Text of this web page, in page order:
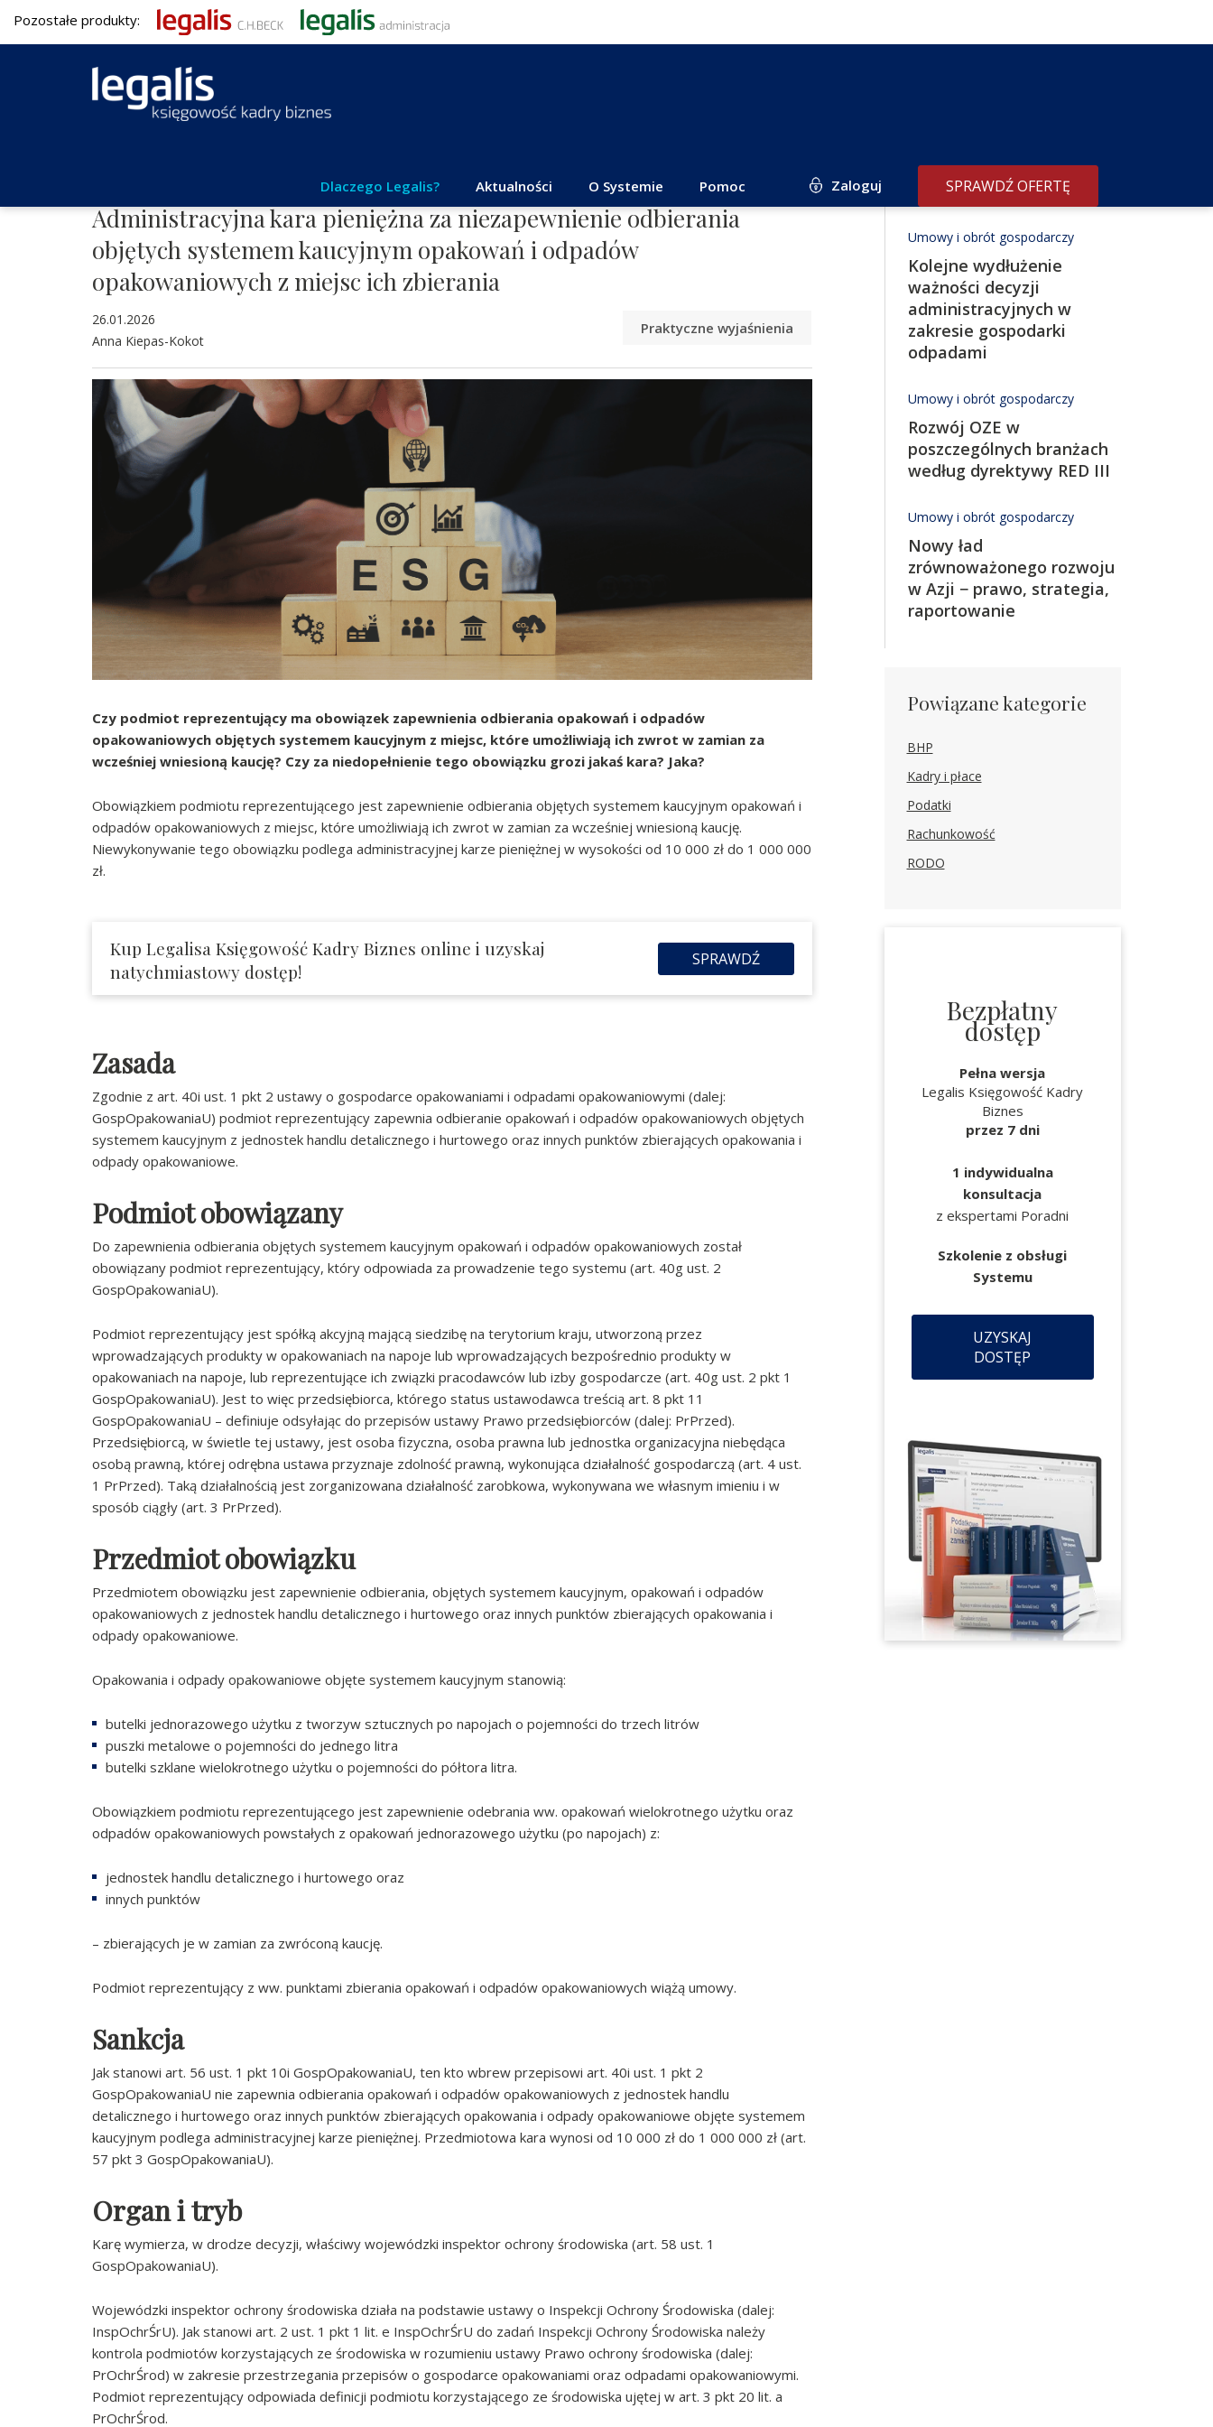
Pozostałe produkty:
Dlaczego Legalis? Aktualności O Systemie Pomoc Zaloguj SPRAWDŹ OFERTĘ
Administracyjna kara pieniężna za niezapewnienie odbierania
objętych systemem kaucyjnym opakowań i odpadów
opakowaniowych z miejsc ich zbierania
26.01.2026
Anna Kiepas-Kokot
Praktyczne wyjaśnienia
Czy podmiot reprezentujący ma obowiązek zapewnienia odbierania opakowań i odpadów
opakowaniowych objętych systemem kaucyjnym z miejsc, które umożliwiają ich zwrot w zamian za
wcześniej wniesioną kaucję? Czy za niedopełnienie tego obowiązku grozi jakaś kara? Jaka?
Obowiązkiem podmiotu reprezentującego jest zapewnienie odbierania objętych systemem kaucyjnym opakowań i
odpadów opakowaniowych z miejsc, które umożliwiają ich zwrot w zamian za wcześniej wniesioną kaucję.
Niewykonywanie tego obowiązku podlega administracyjnej karze pieniężnej w wysokości od 10 000 zł do 1 000 000
zł.
Kup Legalisa Księgowość Kadry Biznes online i uzyskaj
natychmiastowy dostęp!
SPRAWDŹ
Zasada
Zgodnie z art. 40i ust. 1 pkt 2 ustawy o gospodarce opakowaniami i odpadami opakowaniowymi (dalej:
GospOpakowaniaU) podmiot reprezentujący zapewnia odbieranie opakowań i odpadów opakowaniowych objętych
systemem kaucyjnym z jednostek handlu detalicznego i hurtowego oraz innych punktów zbierających opakowania i
odpady opakowaniowe.
Podmiot obowiązany
Do zapewnienia odbierania objętych systemem kaucyjnym opakowań i odpadów opakowaniowych został
obowiązany podmiot reprezentujący, który odpowiada za prowadzenie tego systemu (art. 40g ust. 2
GospOpakowaniaU).
Podmiot reprezentujący jest spółką akcyjną mającą siedzibę na terytorium kraju, utworzoną przez
wprowadzających produkty w opakowaniach na napoje lub wprowadzających bezpośrednio produkty w
opakowaniach na napoje, lub reprezentujące ich związki pracodawców lub izby gospodarcze (art. 40g ust. 2 pkt 1
GospOpakowaniaU). Jest to więc przedsiębiorca, którego status ustawodawca treścią art. 8 pkt 11
GospOpakowaniaU – definiuje odsyłając do przepisów ustawy Prawo przedsiębiorców (dalej: PrPrzed).
Przedsiębiorcą, w świetle tej ustawy, jest osoba fizyczna, osoba prawna lub jednostka organizacyjna niebędąca
osobą prawną, której odrębna ustawa przyznaje zdolność prawną, wykonująca działalność gospodarczą (art. 4 ust.
1 PrPrzed). Taką działalnością jest zorganizowana działalność zarobkowa, wykonywana we własnym imieniu i w
sposób ciągły (art. 3 PrPrzed).
Przedmiot obowiązku
Przedmiotem obowiązku jest zapewnienie odbierania, objętych systemem kaucyjnym, opakowań i odpadów
opakowaniowych z jednostek handlu detalicznego i hurtowego oraz innych punktów zbierających opakowania i
odpady opakowaniowe.
Opakowania i odpady opakowaniowe objęte systemem kaucyjnym stanowią:
butelki jednorazowego użytku z tworzyw sztucznych po napojach o pojemności do trzech litrów
puszki metalowe o pojemności do jednego litra
butelki szklane wielokrotnego użytku o pojemności do półtora litra.
Obowiązkiem podmiotu reprezentującego jest zapewnienie odebrania ww. opakowań wielokrotnego użytku oraz
odpadów opakowaniowych powstałych z opakowań jednorazowego użytku (po napojach) z:
jednostek handlu detalicznego i hurtowego oraz
innych punktów
– zbierających je w zamian za zwróconą kaucję.
Podmiot reprezentujący z ww. punktami zbierania opakowań i odpadów opakowaniowych wiążą umowy.
Sankcja
Jak stanowi art. 56 ust. 1 pkt 10i GospOpakowaniaU, ten kto wbrew przepisowi art. 40i ust. 1 pkt 2
GospOpakowaniaU nie zapewnia odbierania opakowań i odpadów opakowaniowych z jednostek handlu
detalicznego i hurtowego oraz innych punktów zbierających opakowania i odpady opakowaniowe objęte systemem
kaucyjnym podlega administracyjnej karze pieniężnej. Przedmiotowa kara wynosi od 10 000 zł do 1 000 000 zł (art.
57 pkt 3 GospOpakowaniaU).
Organ i tryb
Karę wymierza, w drodze decyzji, właściwy wojewódzki inspektor ochrony środowiska (art. 58 ust. 1
GospOpakowaniaU).
Wojewódzki inspektor ochrony środowiska działa na podstawie ustawy o Inspekcji Ochrony Środowiska (dalej:
InspOchrŚrU). Jak stanowi art. 2 ust. 1 pkt 1 lit. e InspOchrŚrU do zadań Inspekcji Ochrony Środowiska należy
kontrola podmiotów korzystających ze środowiska w rozumieniu ustawy Prawo ochrony środowiska (dalej:
PrOchrŚrod) w zakresie przestrzegania przepisów o gospodarce opakowaniami oraz odpadami opakowaniowymi.
Podmiot reprezentujący odpowiada definicji podmiotu korzystającego ze środowiska ujętej w art. 3 pkt 20 lit. a
PrOchrŚrod.
Redakcja poleca
Umowy i obrót gospodarczy
Kolejne wydłużenie
ważności decyzji
administracyjnych w
zakresie gospodarki
odpadami
Umowy i obrót gospodarczy
Rozwój OZE w
poszczególnych branżach
według dyrektywy RED III
Umowy i obrót gospodarczy
Nowy ład
zrównoważonego rozwoju
w Azji − prawo, strategia,
raportowanie
Powiązane kategorie
BHP
Kadry i płace
Podatki
Rachunkowość
RODO
Bezpłatny
dostęp
Pełna wersja
Legalis Księgowość Kadry
Biznes
przez 7 dni
1 indywidualna
konsultacja
z ekspertami Poradni
Szkolenie z obsługi
Systemu
UZYSKAJ
DOSTĘP